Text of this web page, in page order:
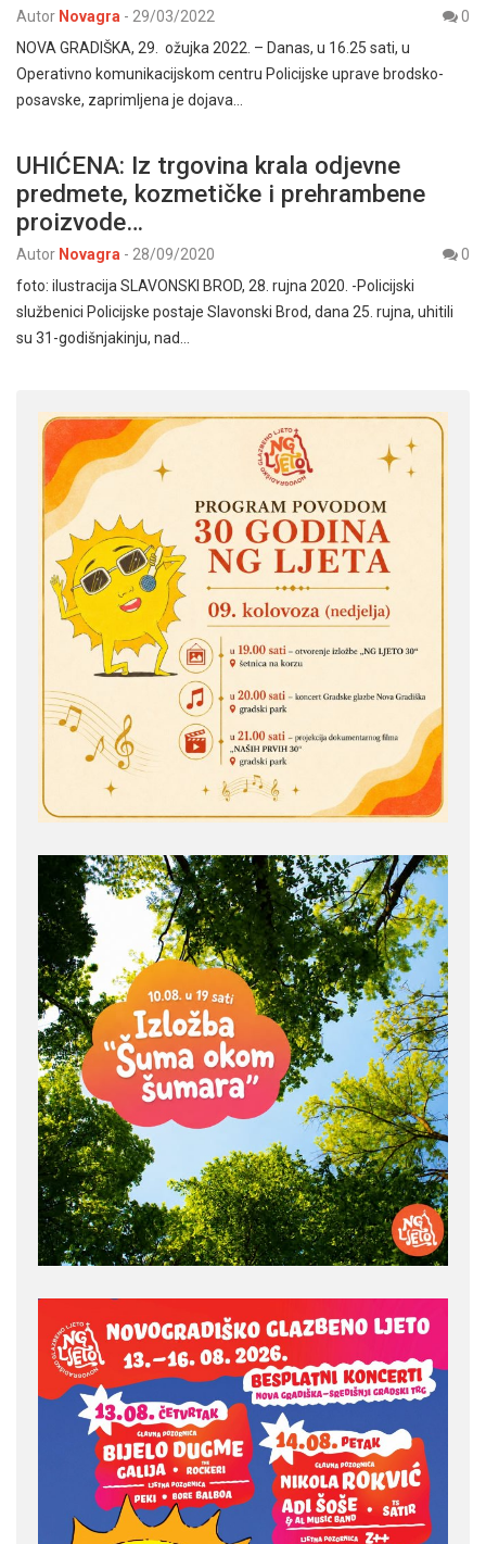
Autor Novagra - 29/03/2022
0
NOVA GRADIŠKA, 29. ožujka 2022. – Danas, u 16.25 sati, u
Operativno komunikacijskom centru Policijske uprave brodsko-
posavske, zaprimljena je dojava…
UHIĆENA: Iz trgovina krala odjevne
predmete, kozmetičke i prehrambene
proizvode…
Autor Novagra - 28/09/2020
0
foto: ilustracija SLAVONSKI BROD, 28. rujna 2020. -Policijski
službenici Policijske postaje Slavonski Brod, dana 25. rujna, uhitili
su 31-godišnjakinju, nad…